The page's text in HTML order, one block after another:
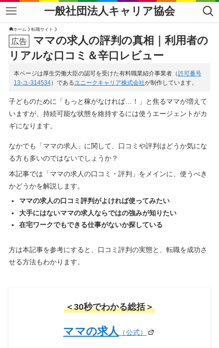
一般社団法人キャリア協会
ホーム 転職サイト
ママの求人の評判の真相｜利用者の
リアルな口コミ＆辛口レビュー
本ページは厚生労働大臣の認可を受けた有料職業紹介事業者（許可番号
13-ユ-314534）であるユニークキャリア株式会社が制作しています。
子どものために「もっと稼がなければ…！」と焦るママが増えて
いますが、持続可能な状態を維持するには使うエージェントがカ
ギになります。
なかでも「ママの求人」に関して、口コミや評判はどうか気にな
る方も多いのではないでしょうか？
本記事では「ママの求人の口コミ・評判」をメインに、使うべき
かどうかを解説します。
ママの求人の口コミ評判がよければ使ってみたい
大手にはないママの求人ならではの強みが知りたい
在宅ワークでもできる仕事がないか探している
方は本記事を参考にすると、口コミ評判の実態と、転職を成功さ
せる方法もわかります。
＜30秒でわかる総括＞
ママの求人 （公式）